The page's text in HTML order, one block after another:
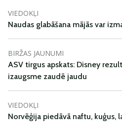
VIEDOKĻI
Naudas glabāšana mājās var
BIRŽAS JAUNUMI
ASV tirgus apskats: Disney
izaugsme zaudē jaudu
VIEDOKĻI
Norvēģija piedāvā naftu, kuģus,